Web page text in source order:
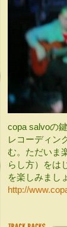
copa salvoの
レコーディン
む。ただいま
らし方）をは
を楽しみまし
http://